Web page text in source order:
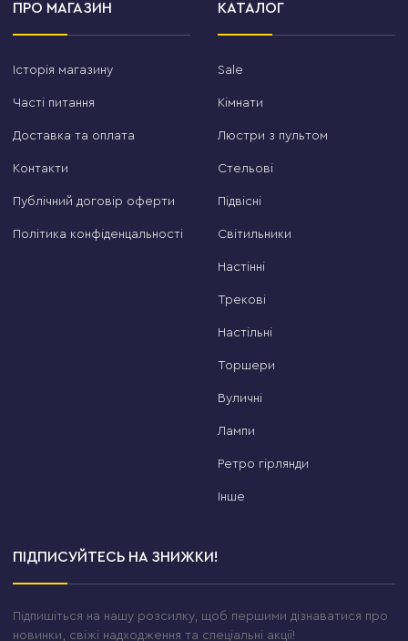
ПРО МАГАЗИН
Історія магазину
Часті питання
Доставка та оплата
Контакти
Публічний договір оферти
Політика конфіденцальності
КАТАЛОГ
Sale
Кімнати
Люстри з пультом
Стельові
Підвісні
Світильники
Настінні
Трекові
Настільні
Торшери
Вуличні
Лампи
Ретро гірлянди
Інше
ПІДПИСУЙТЕСЬ НА ЗНИЖКИ!
Підпишіться на нашу розсилку, щоб першими дізнаватися про
новинки, свіжі надходження та спеціальні акції!